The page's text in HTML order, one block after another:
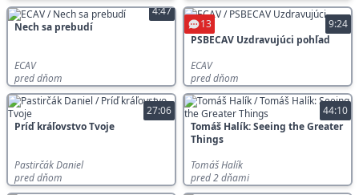
4:47
Nech sa prebudí
ECAV
pred dňom
9:24
13
PSBECAV Uzdravujúci pohľad
ECAV
pred dňom
27:06
Príď kráľovstvo Tvoje
Pastirčák Daniel
pred dňom
44:10
Tomáš Halík: Seeing the Greater
Things
Tomáš Halík
pred 2 dňami